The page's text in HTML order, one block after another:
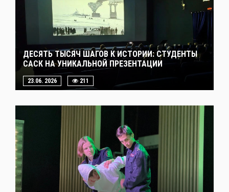
ДЕСЯТЬ ТЫСЯЧ ШАГОВ К ИСТОРИИ: СТУДЕНТЫ
САСК НА УНИКАЛЬНОЙ ПРЕЗЕНТАЦИИ
23.06. 2026 211